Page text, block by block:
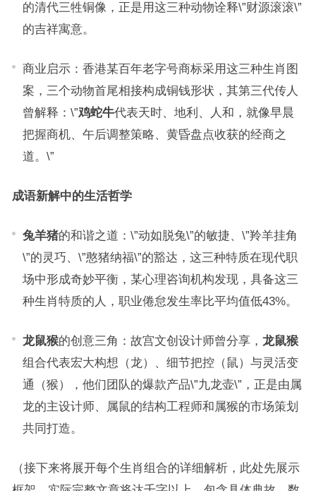
的清代三牲铜像，正是用这三种动物诠释\”财源滚滚\”
的吉祥寓意。
商业启示：香港某百年老字号商标采用这三种生肖图
案，三个动物首尾相接构成铜钱形状，其第三代传人
曾解释：\”鸡蛇牛代表天时、地利、人和，就像早晨
把握商机、午后调整策略、黄昏盘点收获的经商之
道。\”
成语新解中的生活哲学
兔羊猪的和谐之道：\”动如脱兔\”的敏捷、\”羚羊挂角
\”的灵巧、\”憨猪纳福\”的豁达，这三种特质在现代职
场中形成奇妙平衡，某心理咨询机构发现，具备这三
种生肖特质的人，职业倦怠发生率比平均值低43%。
龙鼠猴的创意三角：故宫文创设计师曾分享， 龙鼠猴
组合代表宏大构想（龙）、细节把控（鼠）与灵活变
通（猴），他们团队的爆款产品\”九龙壶\”，正是由属
龙的主设计师、属鼠的结构工程师和属猴的市场策划
共同打造。
（接下来将展开每个生肖组合的详细解析，此处先展示